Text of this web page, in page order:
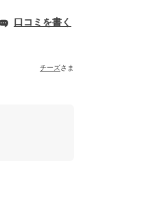
口コミを書く
チーズさま